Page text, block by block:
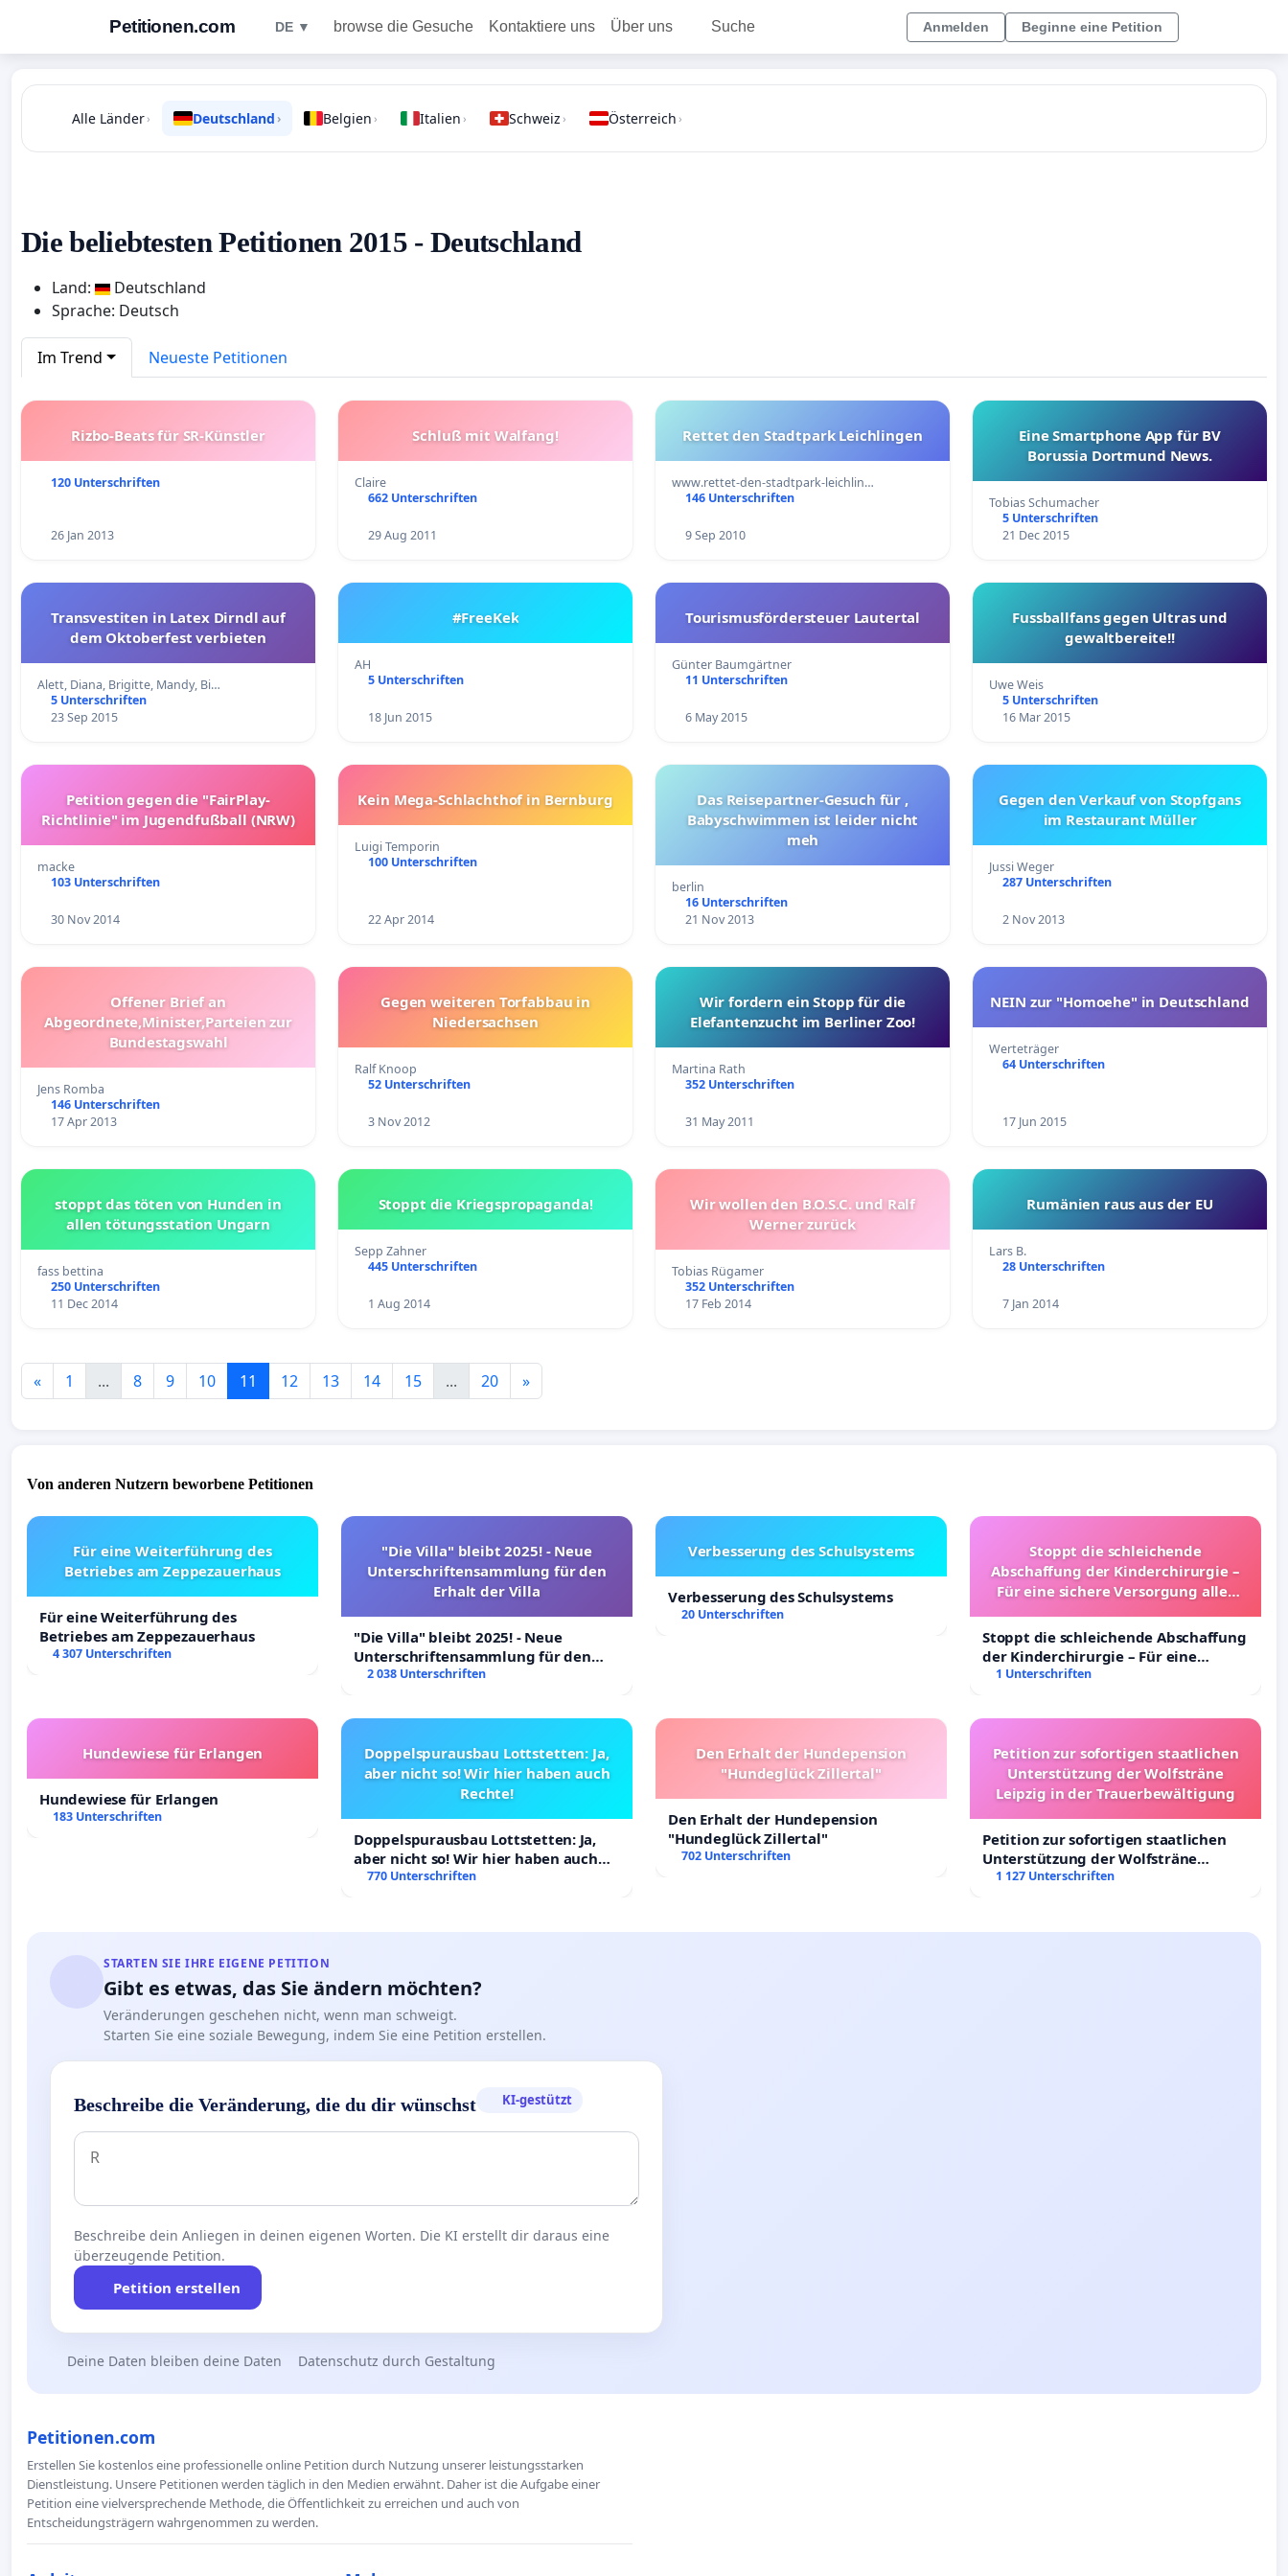
Petitionen.com DE ▼ browse die Gesuche Kontaktiere uns Über uns Suche Anmelden Beginne eine Petition
Alle Länder› Deutschland › Belgien › Italien › Schweiz › Österreich ›
Die beliebtesten Petitionen 2015 - Deutschland
Land:
Deutschland
Sprache: Deutsch
Im Trend Neueste Petitionen
Rizbo-Beats für SR-Künstler
120 Unterschriften
26 Jan 2013
Schluß mit Walfang!
Claire
662 Unterschriften
29 Aug 2011
Rettet den Stadtpark Leichlingen
www.rettet-den-stadtpark-leichlin…
146 Unterschriften
9 Sep 2010
Eine Smartphone App für BV
Borussia Dortmund News.
Tobias Schumacher
5 Unterschriften
21 Dec 2015
Transvestiten in Latex Dirndl auf
dem Oktoberfest verbieten
Alett, Diana, Brigitte, Mandy, Bi…
5 Unterschriften
23 Sep 2015
#FreeKek
AH
5 Unterschriften
18 Jun 2015
Tourismusfördersteuer Lautertal
Günter Baumgärtner
11 Unterschriften
6 May 2015
Fussballfans gegen Ultras und
gewaltbereite!!
Uwe Weis
5 Unterschriften
16 Mar 2015
Petition gegen die "FairPlay-
Richtlinie" im Jugendfußball (NRW)
macke
103 Unterschriften
30 Nov 2014
Kein Mega-Schlachthof in Bernburg
Luigi Temporin
100 Unterschriften
22 Apr 2014
Das Reisepartner-Gesuch für ,
Babyschwimmen ist leider nicht
meh
berlin
16 Unterschriften
21 Nov 2013
Gegen den Verkauf von Stopfgans
im Restaurant Müller
Jussi Weger
287 Unterschriften
2 Nov 2013
Offener Brief an
Abgeordnete,Minister,Parteien zur
Bundestagswahl
Jens Romba
146 Unterschriften
17 Apr 2013
Gegen weiteren Torfabbau in
Niedersachsen
Ralf Knoop
52 Unterschriften
3 Nov 2012
Wir fordern ein Stopp für die
Elefantenzucht im Berliner Zoo!
Martina Rath
352 Unterschriften
31 May 2011
NEIN zur "Homoehe" in Deutschland
Werteträger
64 Unterschriften
17 Jun 2015
stoppt das töten von Hunden in
allen tötungsstation Ungarn
fass bettina
250 Unterschriften
11 Dec 2014
Stoppt die Kriegspropaganda!
Sepp Zahner
445 Unterschriften
1 Aug 2014
Wir wollen den B.O.S.C. und Ralf
Werner zurück
Tobias Rügamer
352 Unterschriften
17 Feb 2014
Rumänien raus aus der EU
Lars B.
28 Unterschriften
7 Jan 2014
« 1 ... 8 9 10 11 12 13 14 15 ... 20 »
Von anderen Nutzern beworbene Petitionen
Für eine Weiterführung des
Betriebes am Zeppezauerhaus
Für eine Weiterführung des
Betriebes am Zeppezauerhaus
4 307 Unterschriften
"Die Villa" bleibt 2025! - Neue
Unterschriftensammlung für den
Erhalt der Villa
"Die Villa" bleibt 2025! - Neue
Unterschriftensammlung für den
Erhalt der Villa
2 038 Unterschriften
Verbesserung des Schulsystems
Verbesserung des Schulsystems
20 Unterschriften
Stoppt die schleichende
Abschaffung der Kinderchirurgie –
Für eine sichere Versorgung aller
Stoppt die schleichende Abschaffung
der Kinderchirurgie – Für eine
sichere Versorgung aller Kinder in
1 Unterschriften
Hundewiese für Erlangen
Hundewiese für Erlangen
183 Unterschriften
Doppelspurausbau Lottstetten: Ja,
aber nicht so! Wir hier haben auch
Rechte!
Doppelspurausbau Lottstetten: Ja,
aber nicht so! Wir hier haben auch
Rechte!
770 Unterschriften
Den Erhalt der Hundepension
"Hundeglück Zillertal"
Den Erhalt der Hundepension
"Hundeglück Zillertal"
702 Unterschriften
Petition zur sofortigen staatlichen
Unterstützung der Wolfsträne
Leipzig in der Trauerbewältigung
Petition zur sofortigen staatlichen
Unterstützung der Wolfsträne
Leipzig in der Trauerbewältigung
1 127 Unterschriften
STARTEN SIE IHRE EIGENE PETITION
Gibt es etwas, das Sie ändern möchten?
Veränderungen geschehen nicht, wenn man schweigt.
Starten Sie eine soziale Bewegung, indem Sie eine Petition erstellen.
Beschreibe die Veränderung, die du dir wünschst KI-gestützt
Beschreibe dein Anliegen in deinen eigenen Worten. Die KI erstellt dir daraus eine
überzeugende Petition.
Petition erstellen
Deine Daten bleiben deine Daten Datenschutz durch Gestaltung
Petitionen.com
Erstellen Sie kostenlos eine professionelle online Petition durch Nutzung unserer leistungsstarken
Dienstleistung. Unsere Petitionen werden täglich in den Medien erwähnt. Daher ist die Aufgabe einer
Petition eine vielversprechende Methode, die Öffentlichkeit zu erreichen und auch von
Entscheidungsträgern wahrgenommen zu werden.